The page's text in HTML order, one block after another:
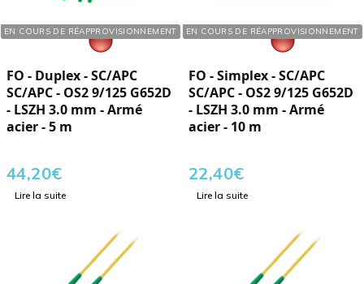
EN COURS DE RÉAPPROVISIONNEMENT
Réf. : 127051
FO - Duplex - SC/APC
SC/APC - OS2 9/125 G652D
- LSZH 3.0 mm - Armé
acier - 5 m
44,20€
Lire la suite
EN COURS DE RÉAPPROVISIONNEMENT
Réf. : 127100
FO - Simplex - SC/APC
SC/APC - OS2 9/125 G652D
- LSZH 3.0 mm - Armé
acier - 10 m
22,40€
Lire la suite